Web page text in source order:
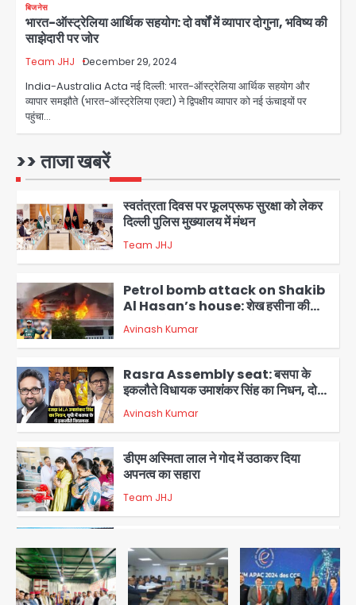
बिजनेस
भारत-ऑस्ट्रेलिया आर्थिक सहयोग: दो वर्षों में व्यापार दोगुना, भविष्य की
साझेदारी पर जोर
Team JHJ December 29, 2024
India-Australia Acta नई दिल्ली: भारत-ऑस्ट्रेलिया आर्थिक सहयोग और
व्यापार समझौते (भारत-ऑस्ट्रेलिया एक्टा) ने द्विपक्षीय व्यापार को नई ऊंचाइयों पर
पहुंचा…
>> ताजा खबरें
अपनत्व का सहारा
1
करने वाले 11 बांग्लादेशी नागरिक सेंट्रल जिला
2
स्वतंत्रता दिवस पर फूलप्रूफ सुरक्षा को लेकर
दिल्ली पुलिस मुख्यालय में मंथन
Team JHJ
3
Petrol bomb attack on Shakib
Al Hasan’s house: शेख हसीना की
वर्चुअल प्रेस कॉन्फ्रेंस में जुड़ने पर भड़का
गुस्सा, शाकिब अल हसन के मगुरा स्थित घर पर
पेट्रोल बम से हमला
Avinash Kumar
4
Rasra Assembly seat: बसपा के
इकलौते विधायक उमाशंकर सिंह का निधन, दो
साल से कैंसर से जूझ रहे थे
Avinash Kumar
5
डीएम अस्मिता लाल ने गोद में उठाकर दिया
अपनत्व का सहारा
Team JHJ
1
करने वाले 11 बांग्लादेशी नागरिक सेंट्रल जिला
पुलिस के हत्थे चढ़े
Team JHJ